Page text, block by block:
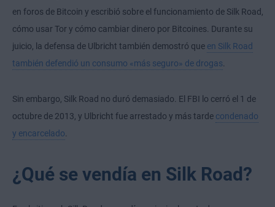
en foros de Bitcoin y escribió sobre el funcionamiento de Silk Road,
cómo usar Tor y cómo cambiar dinero por Bitcoines. Durante su
juicio, la defensa de Ulbricht también demostró que en Silk Road
también defendió un consumo «más seguro» de drogas.
Sin embargo, Silk Road no duró demasiado. El FBI lo cerró el 1 de
octubre de 2013, y Ulbricht fue arrestado y más tarde condenado
y encarcelado.
¿Qué se vendía en Silk Road?